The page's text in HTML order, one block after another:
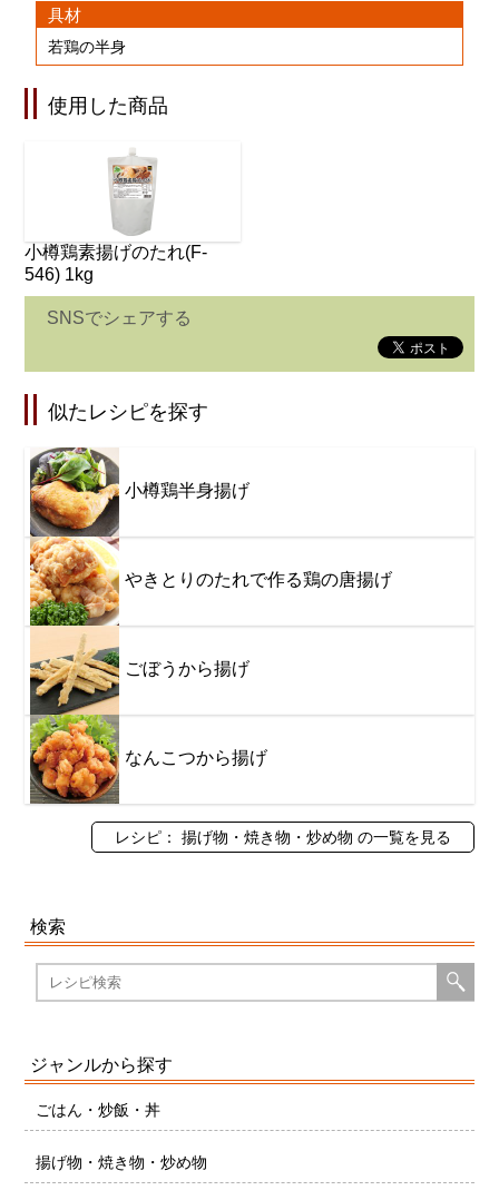
具材
若鶏の半身
使用した商品
小樽鶏素揚げのたれ(F-
546) 1kg
SNSでシェアする
似たレシピを探す
小樽鶏半身揚げ
やきとりのたれで作る鶏の唐揚げ
ごぼうから揚げ
なんこつから揚げ
レシピ： 揚げ物・焼き物・炒め物 の一覧を見る
検索
ジャンルから探す
ごはん・炒飯・丼
揚げ物・焼き物・炒め物